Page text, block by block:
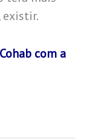
existir.
com a